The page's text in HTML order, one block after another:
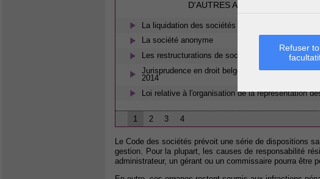
Refuser
D'AUTRES ARTICLES
La liquidation des sociétés commerciales
La société anonyme
Les restructurations de sociétés
Jurisprudence en droit belge - Droit des affaires
2014
Loi relative à l'organisation de la représentation
1 2 3 4
Le Code des sociétés prévoit une série de dispositions
gestion. Pour la plupart, les causes de responsabilité
administrateur, un gérant ou un commissaire pourra être